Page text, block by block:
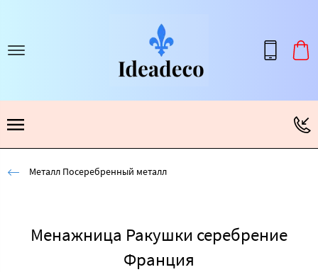
Металл Посеребренный металл
Менажница Ракушки серебрение
Франция